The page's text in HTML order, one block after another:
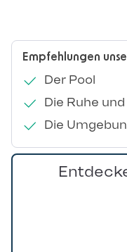
Empfehlungen
Der Pool
Die Ruhe
Die